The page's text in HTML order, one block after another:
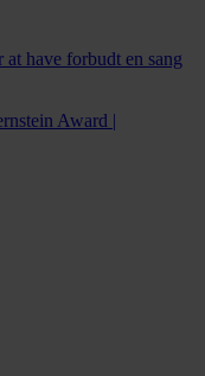
have forbudt en sang